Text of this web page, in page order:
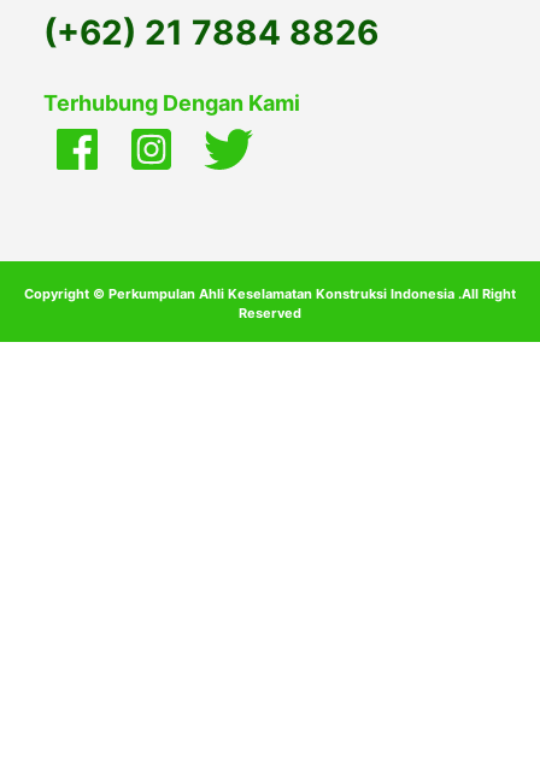
(+62) 21 7884 8826
Terhubung Dengan Kami
Copyright © Perkumpulan Ahli Keselamatan Konstruksi Indonesia .All Right
Reserved